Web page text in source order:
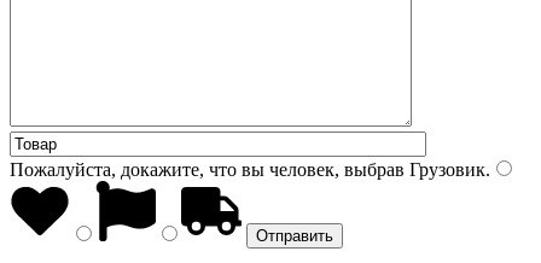
Пожалуйста, докажите, что вы человек, выбрав Грузовик.